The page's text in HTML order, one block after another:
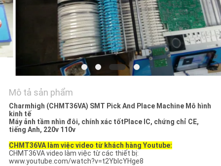
SHOPPING
ON
LINE
SƠ
ĐỒ
TRANG
WEB
Mô tả sản phẩm
Charmhigh (CHMT36VA) SMT Pick And Place Machine Mô hình
kinh tế
Máy ảnh tầm nhìn đôi, chính xác tốt Place IC, chứng chỉ CE,
tiếng Anh, 220v 110v
CHMT36VA làm việc video từ khách hàng Youtube:
CHMT36VA video làm việc từ các thiết bị:
www.youtube.com/watch?v=t2YbIcYHge8